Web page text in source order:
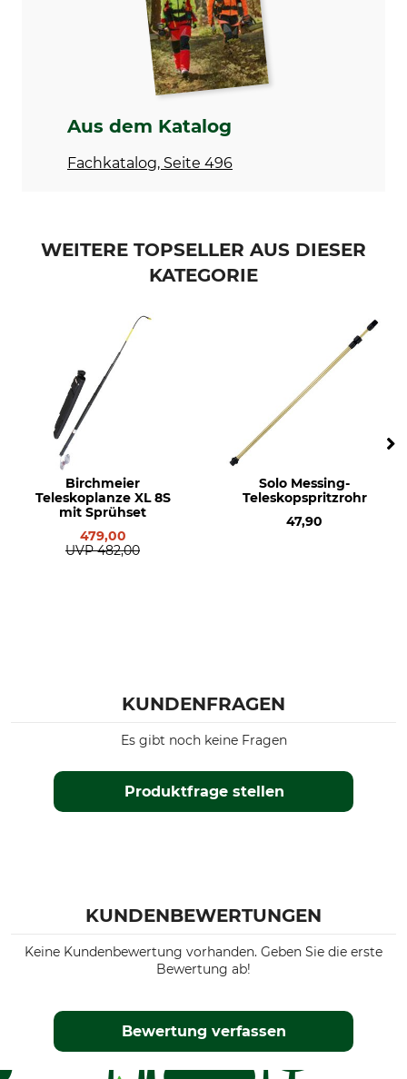
Aus dem Katalog
Fachkatalog, Seite 496
WEITERE TOPSELLER AUS DIESER
KATEGORIE
Birchmeier
Teleskoplanze XL 8S
mit Sprühset
479,00
UVP 482,00
Solo Messing-
Teleskopspritzrohr
47,90
KUNDENFRAGEN
Produktfrage stellen
Es gibt noch keine Fragen
KUNDENBEWERTUNGEN
Keine Kundenbewertung vorhanden. Geben Sie die erste
Bewertung ab!
Bewertung verfassen